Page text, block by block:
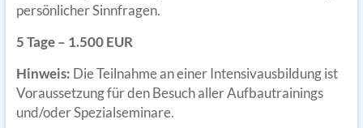
persönlicher Sinnfragen.
5 Tage – 1.500 EUR
Hinweis: Die Teilnahme an einer Intensivausbildung ist
Voraussetzung für den Besuch aller Aufbautrainings
und/oder Spezialseminare.